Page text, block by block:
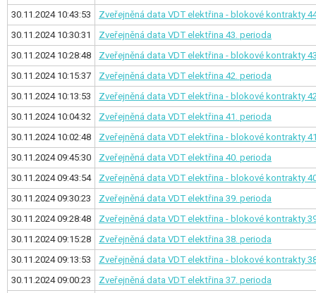
30.11.2024 10:43:53
Zveřejněná data VDT elektřina - blokové kontrakty
30.11.2024 10:30:31
Zveřejněná data VDT elektřina 43. perioda
30.11.2024 10:28:48
Zveřejněná data VDT elektřina - blokové kontrakty
30.11.2024 10:15:37
Zveřejněná data VDT elektřina 42. perioda
30.11.2024 10:13:53
Zveřejněná data VDT elektřina - blokové kontrakty
30.11.2024 10:04:32
Zveřejněná data VDT elektřina 41. perioda
30.11.2024 10:02:48
Zveřejněná data VDT elektřina - blokové kontrakty
30.11.2024 09:45:30
Zveřejněná data VDT elektřina 40. perioda
30.11.2024 09:43:54
Zveřejněná data VDT elektřina - blokové kontrakty
30.11.2024 09:30:23
Zveřejněná data VDT elektřina 39. perioda
30.11.2024 09:28:48
Zveřejněná data VDT elektřina - blokové kontrakty
30.11.2024 09:15:28
Zveřejněná data VDT elektřina 38. perioda
30.11.2024 09:13:53
Zveřejněná data VDT elektřina - blokové kontrakty
30.11.2024 09:00:23
Zveřejněná data VDT elektřina 37. perioda